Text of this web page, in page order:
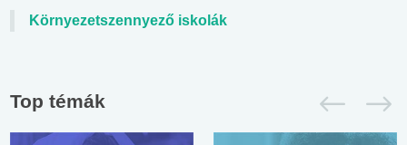
Környezetszennyező iskolák
Top témák